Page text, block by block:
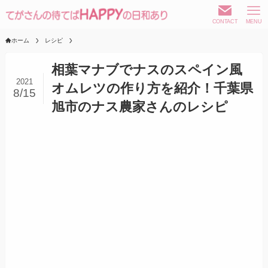
CONTACT MENU
ホーム レシピ
相葉マナブでナスのスペイン風
オムレツの作り方を紹介！千葉県
旭市のナス農家さんのレシピ
2021
8/15